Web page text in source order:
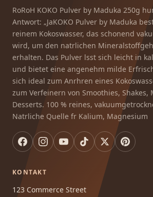
RoRoH KOKO Pulver by Maduka 250g
Antwort: „JaKOKO Pulver by Maduka
reinem Kokoswasser, das schonend
wird, um den natrlichen
erhalten. Das Pulver lsst sich leicht in
und bietet eine angenehm milde
sich ideal zum Anrhren eines
zum Verfeinern von Smoothies, Shakes,
Desserts. 100 % reines,
Natrliche Quelle fr Kalium, Magnesium
KONTAKT
123 Commerce Street